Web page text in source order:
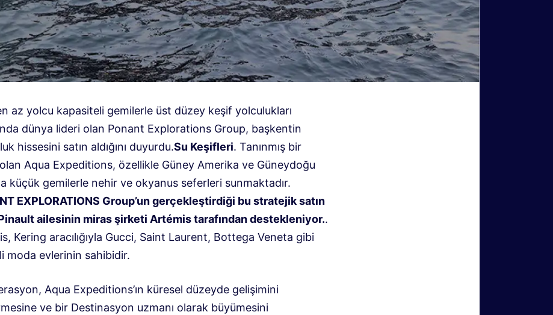
az yolcu kapasiteli gemilerle üst düzey keşif yolculukları
dünya lideri olan Ponant Explorations Group, başkentin
hissesini satın aldığını duyurdu.Su Keşifleri. Tanınmış bir
Aqua Expeditions, özellikle Güney Amerika ve Güneydoğu
küçük gemilerle nehir ve okyanus seferleri sunmaktadır.
EXPLORATIONS Group’un gerçekleştirdiği bu stratejik satın
ailesinin miras şirketi Artémis tarafından destekleniyor..
Kering aracılığıyla Gucci, Saint Laurent, Bottega Veneta gibi
moda evlerinin sahibidir.
Aqua Expeditions’ın küresel düzeyde gelişimini
ve bir Destinasyon uzmanı olarak büyümesini